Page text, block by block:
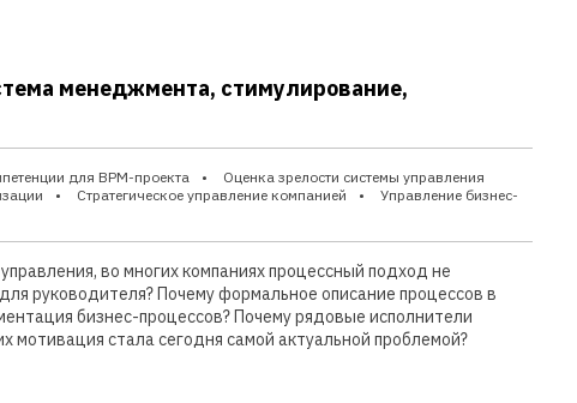
менеджмента, стимулирование,
для BPM-проекта
Оценка зрелости системы управления
Стратегическое управление компанией
Управление бизнес-
во многих компаниях процессный подход не
руководителя? Почему формальное описание процессов в
бизнес-процессов? Почему рядовые исполнители
мотивация стала сегодня самой актуальной проблемой?